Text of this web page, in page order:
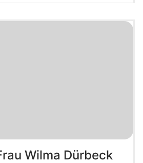
Wilma Dürbeck